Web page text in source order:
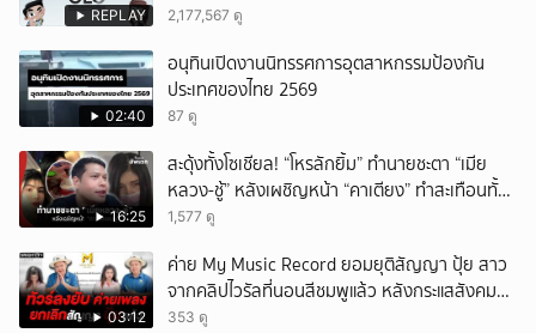
REPLAY 2,177,567 ดู
02:40
อนุทินเปิดงานนิทรรศการอุตสาหกรรมป้องกัน
ประเทศของไทย 2569
87 ดู
16:25
สะดุ้งทั้งโซเชียล! “โหรลักยิ้ม” ทำนายชะตา “เมีย
หลวง-ชู้” หลังเผชิญหน้า “คาเตียง” ทำสะเทือนทั้ง
ประเทศ
1,577 ดู
03:12
ค่าย My Music Record ยอมยุติสัญญา ปุ้ย สาว
จากคลิปไวรัลที่นอนสีชมพูแล้ว หลังกระแสสังคม
และคนในวงการวิจารณ์เรื่องความเหมาะสม
353 ดู